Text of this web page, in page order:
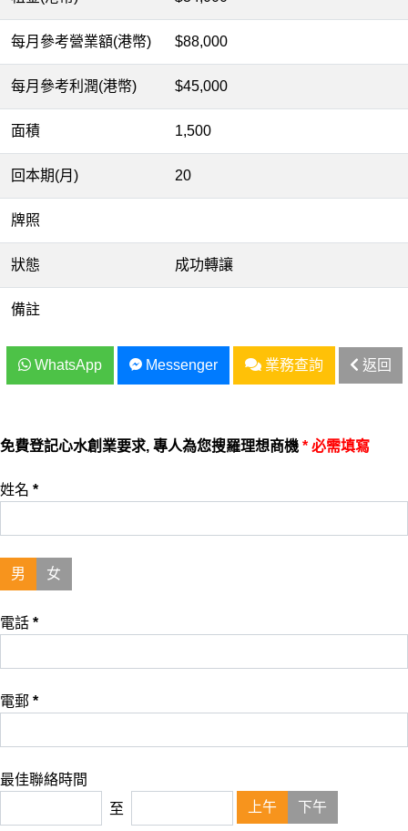
每月參考營業額(港幣) $88,000
每月參考利潤(港幣) $45,000
面積 1,500
回本期(月) 20
牌照
狀態 成功轉讓
備註
WhatsApp Messenger 業務查詢 返回
免費登記心水創業要求, 專人為您搜羅理想商機 * 必需填寫
姓名 *
男 女
電話 *
電郵 *
最佳聯絡時間
至
上午 下午